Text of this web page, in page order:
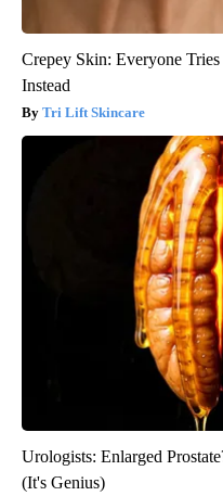
Crepey Skin: Everyone
Instead
Tri Lift Skincare
Urologists: Enlarged
(It's Genius)